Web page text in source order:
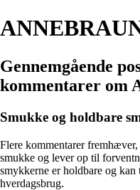
Gennemgående
kommentarer om
Smukke og holdbare
Flere kommentarer
smukke og lever op til
smykkerne er holdbare og
hverdagsbrug.